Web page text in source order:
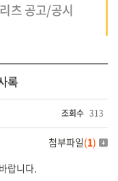
리츠 공고/공시
록
조회수 313
첨부파일(1)
랍니다.